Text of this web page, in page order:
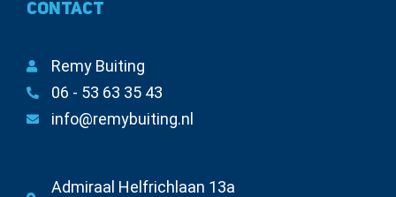
Contact
Remy Buiting
06 - 53 63 35 43
info@remybuiting.nl
Admiraal Helfrichlaan 13a